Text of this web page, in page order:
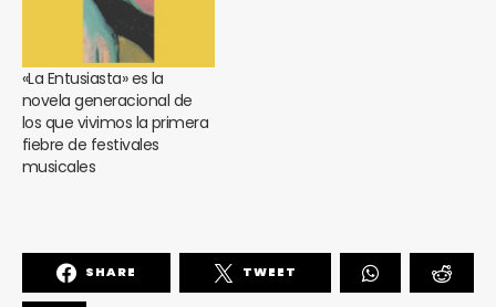
«La Entusiasta» es la
novela generacional de
los que vivimos la primera
fiebre de festivales
musicales
SHARE TWEET